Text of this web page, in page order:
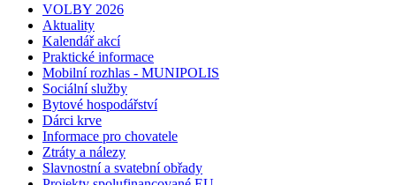
VOLBY 2026
Aktuality
Kalendář akcí
Praktické informace
Mobilní rozhlas - MUNIPOLIS
Sociální služby
Bytové hospodářství
Dárci krve
Informace pro chovatele
Ztráty a nálezy
Slavnostní a svatební obřady